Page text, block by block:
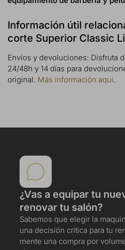
Información útil
corte Superior Classic
Envíos y devoluciones: Disfruta
24/48h y 14 días para
original. Más información aquí.
¿Vas a equipar tu
renovar tu salón?
Sabemos que elegir la
una decisión crítica para tu
mente una compra por